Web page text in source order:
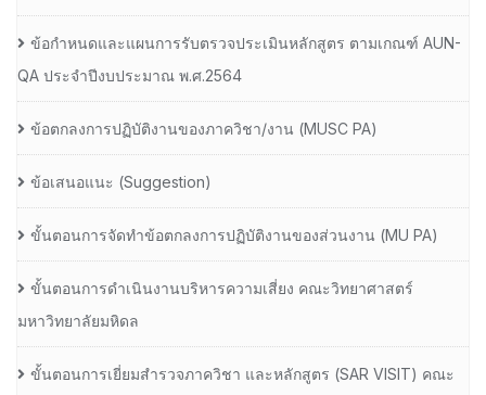
ข้อกำหนดและแผนการรับตรวจประเมินหลักสูตร ตามเกณฑ์ AUN-
QA ประจำปีงบประมาณ พ.ศ.2564
ข้อตกลงการปฏิบัติงานของภาควิชา/งาน (MUSC PA)
ข้อเสนอแนะ (Suggestion)
ขั้นตอนการจัดทำข้อตกลงการปฏิบัติงานของส่วนงาน (MU PA)
ขั้นตอนการดำเนินงานบริหารความเสี่ยง คณะวิทยาศาสตร์
มหาวิทยาลัยมหิดล
ขั้นตอนการเยี่ยมสำรวจภาควิชา และหลักสูตร (SAR VISIT) คณะ